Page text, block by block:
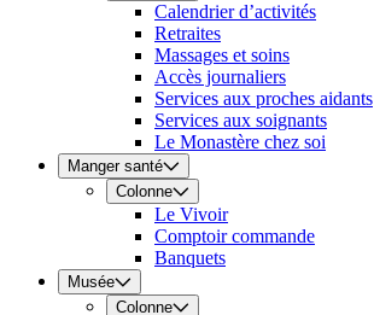
Calendrier d’activités
Retraites
Massages et soins
Accès journaliers
Services aux proches aidants
Services aux soignants
Le Monastère chez soi
Manger santé
Colonne
Le Vivoir
Comptoir commande
Banquets
Musée
Colonne